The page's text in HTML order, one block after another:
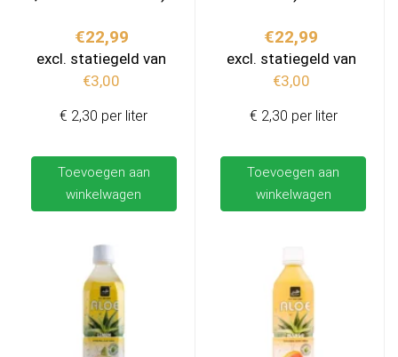
€22,99
excl. statiegeld van
€3,00
Toevoegen aan
winkelwagen
€ 2,30 per liter
€22,99
excl. statiegeld van
€3,00
Toevoegen aan
winkelwagen
€ 2,30 per liter